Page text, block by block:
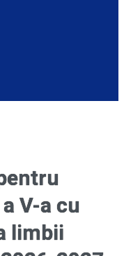
V-a cu
limbii